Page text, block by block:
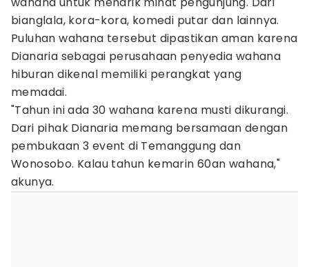
bianglala, kora-kora, komedi putar dan lainnya.
Puluhan wahana tersebut dipastikan aman karena
Dianaria sebagai perusahaan penyedia wahana
hiburan dikenal memiliki perangkat yang
memadai.
"Tahun ini ada 30 wahana karena musti dikurangi.
Dari pihak Dianaria memang bersamaan dengan
pembukaan 3 event di Temanggung dan
Wonosobo. Kalau tahun kemarin 60an wahana,"
akunya.